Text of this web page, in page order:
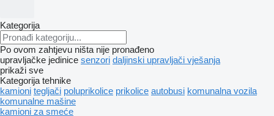
Kategorija
Po ovom zahtjevu ništa nije pronađeno
upravljačke jedinice senzori daljinski upravljači vješanja
prikaži sve
Kategorija tehnike
kamioni tegljači poluprikolice prikolice autobusi komunalna vozila
komunalne mašine
kamioni za smeće